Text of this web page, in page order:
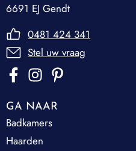
6691 EJ Gendt
0481 424 341
Stel uw vraag
GA NAAR
Badkamers
Haarden